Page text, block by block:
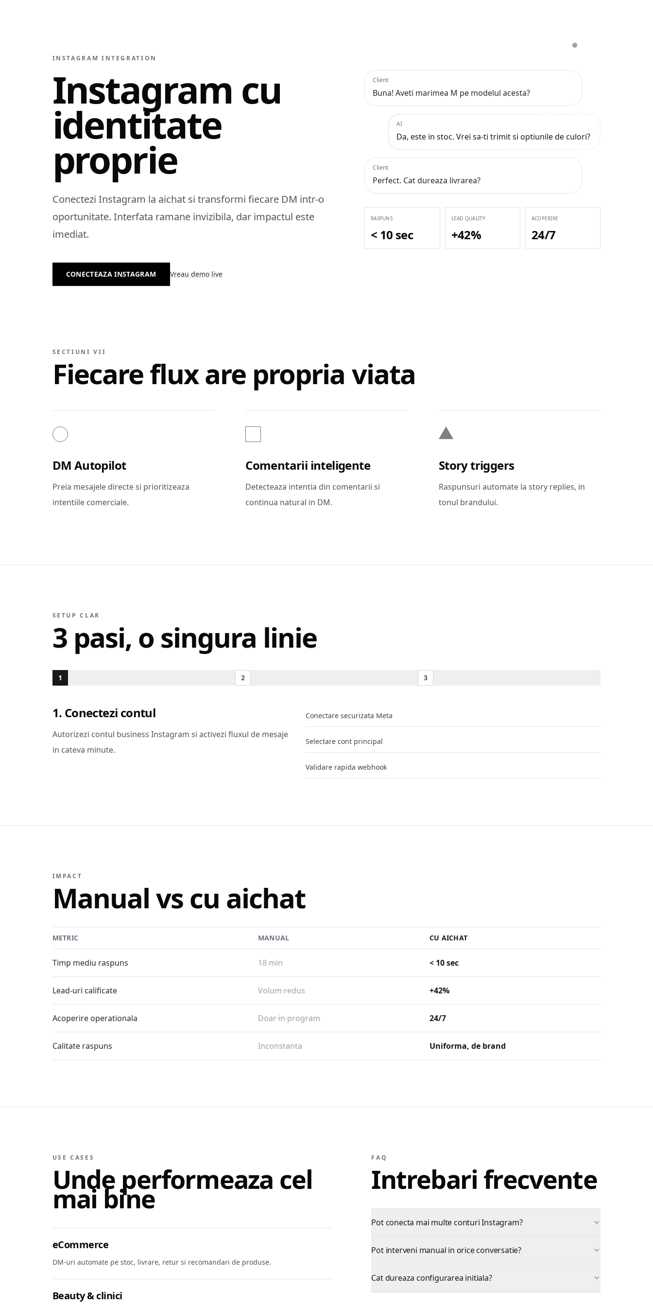
INSTAGRAM INTEGRATION
Instagram cu
identitate
proprie
Conectezi Instagram la aichat si transformi fiecare DM intr-o
oportunitate. Interfata ramane invizibila, dar impactul este
imediat.
CONECTEAZA INSTAGRAM Vreau demo live
Client
Buna! Aveti marimea M pe modelul acesta?
AI
Da, este in stoc. Vrei sa-ti trimit si optiunile de culori?
Client
Perfect. Cat dureaza livrarea?
RASPUNS
< 10 sec
LEAD QUALITY
+42%
ACOPERIRE
24/7
SECTIUNI VII
Fiecare flux are propria viata
DM Autopilot
Preia mesajele directe si prioritizeaza
intentiile comerciale.
Comentarii inteligente
Detecteaza intentia din comentarii si
continua natural in DM.
Story triggers
Raspunsuri automate la story replies, in
tonul brandului.
SETUP CLAR
3 pasi, o singura linie
1 2 3
1. Conectezi contul
Autorizezi contul business Instagram si activezi fluxul de mesaje
in cateva minute.
Conectare securizata Meta
Selectare cont principal
Validare rapida webhook
IMPACT
Manual vs cu aichat
METRIC MANUAL CU AICHAT
Timp mediu raspuns 18 min < 10 sec
Lead-uri calificate Volum redus +42%
Acoperire operationala Doar in program 24/7
Calitate raspuns Inconstanta Uniforma, de brand
USE CASES
Unde performeaza cel
mai bine
eCommerce
DM-uri automate pe stoc, livrare, retur si recomandari de produse.
Beauty & clinici
FAQ
Intrebari frecvente
Pot conecta mai multe conturi Instagram?
Pot interveni manual in orice conversatie?
Cat dureaza configurarea initiala?